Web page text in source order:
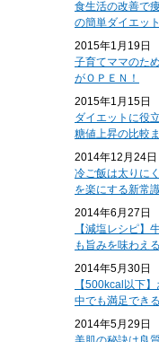
食生活の改善で
の簡単ダイエッ
2015年1月19日
子育てママのた
がＯＰＥＮ！
2015年1月15日
ダイエットに役
糖値上昇の比較
2014年12月24日
冷ご飯は太りに
を楽にする新常
2014年6月27日
【減塩レシピ】
も旨みを味わえ
2014年5月30日
【500kcal以下
中でも満足でき
2014年5月29日